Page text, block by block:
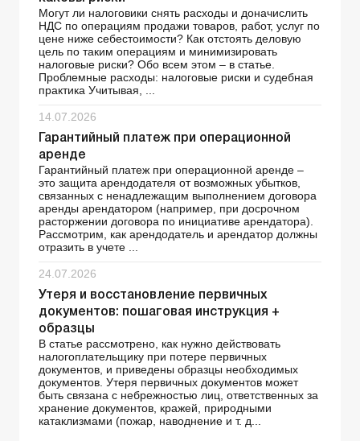
Могут ли налоговики снять расходы и доначислить
НДС по операциям продажи товаров, работ, услуг по
цене ниже себестоимости? Как отстоять деловую
цель по таким операциям и минимизировать
налоговые риски? Обо всем этом – в статье.
Проблемные расходы: налоговые риски и судебная
практика Учитывая, ...
14.07.2026
Гарантийный платеж при операционной
аренде
Гарантийный платеж при операционной аренде –
это защита арендодателя от возможных убытков,
связанных с ненадлежащим выполнением договора
аренды арендатором (например, при досрочном
расторжении договора по инициативе арендатора).
Рассмотрим, как арендодатель и арендатор должны
отразить в учете ...
24.07.2026
Утеря и восстановление первичных
документов: пошаговая инструкция +
образцы
В статье рассмотрено, как нужно действовать
налогоплательщику при потере первичных
документов, и приведены образцы необходимых
документов. Утеря первичных документов может
быть связана с небрежностью лиц, ответственных за
хранение документов, кражей, природными
катаклизмами (пожар, наводнение и т. д...